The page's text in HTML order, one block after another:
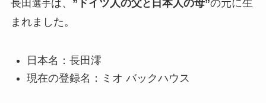
長田 選手は、 ”ドイツ人の父と 日本人の母”の元に生
まれました。
日本名：長田澪
現在の登録名：ミオ バックハウス